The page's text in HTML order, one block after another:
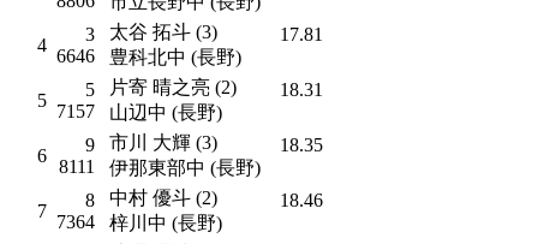
4
3
6646
太谷 拓斗 (3)
豊科北中 (長野)
17.81
5
5
7157
片寄 晴之亮 (2)
山辺中 (長野)
18.31
6
9
8111
市川 大輝 (3)
伊那東部中 (長野)
18.35
7
8
7364
中村 優斗 (2)
梓川中 (長野)
18.46